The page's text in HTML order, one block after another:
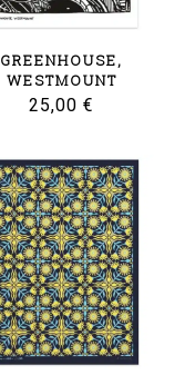
GREENHOUSE,
WESTMOUNT
25,00 €